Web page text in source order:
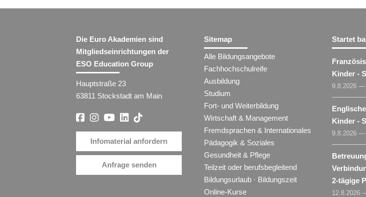
Die Euro Akademien sind
Mitgliedseinrichtungen der
ESO Education Group
Hauptstraße 23
63811 Stockstadt am Main
Infomaterial anfordern
Anfrage senden
Sitemap
Alle Bildungsangebote
Fachhochschulreife
Ausbildung
Studium
Fort- und Weiterbildung
Wirtschaft & Management
Fremdsprachen & Internationales
Pädagogik & Soziales
Gesundheit & Pflege
Teilzeit oder berufsbegleitend
Bildungsurlaub · Bildungszeit
Online-Kurse
Startet
Kinder -
9.8.2026 —
Kinder -
9.8.2026 —
2-tägige
12.8.2026